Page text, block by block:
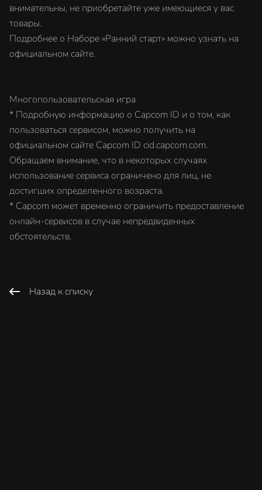
внимательны, не приобретайте уже имеющиеся у вас
товары.
Подробнее о Наборе «Ранний старт» можно узнать на
официальном сайте.
Многопользовательская игра
* Подробную информацию о Capcom ID и о том, как
пользоваться сервисом, можно получить на
официальном сайте Capcom ID cid.capcom.com.
Обращаем внимание, что в некоторых случаях
использование сервиса ограничено для лиц, не
достигших определенного возраста.
* Capcom может временно ограничить предоставление
онлайн-сервисов в случае непредвиденных
обстоятельств.
Назад к списку